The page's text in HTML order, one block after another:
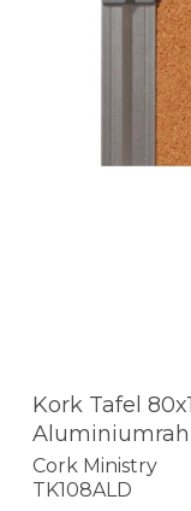
Kork Tafel
Cork Ministry
TK108ALD